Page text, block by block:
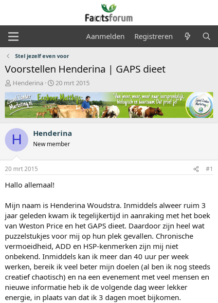
Aanmelden Registreren
Stel jezelf even voor
Voorstellen Henderina | GAPS dieet
O
n
d
e
r
w
e
r
p
s
t
r
e
r
Henderina
S
t
a
r
t
a
t
m
20 mrt 2015
H Henderina
New member
20 mrt 2015 #1
Hallo allemaal!
Mijn naam is Henderina Woudstra. Inmiddels alweer ruim 3
jaar geleden kwam ik tegelijkertijd in aanraking met het boek
van Weston Price en het GAPS dieet. Daardoor zijn heel wat
puzzelstukjes voor mij op hun plek gevallen. Chronische
vermoeidheid, ADD en HSP-kenmerken zijn mij niet
onbekend. Inmiddels kan ik meer dan 40 uur per week
werken, bereik ik veel beter mijn doelen (al ben ik nog steeds
creatief chaotisch) en na een evenement met veel mensen en
nieuwe informatie heb ik de volgende dag weer lekker
energie, in plaats van dat ik 3 dagen moet bijkomen.